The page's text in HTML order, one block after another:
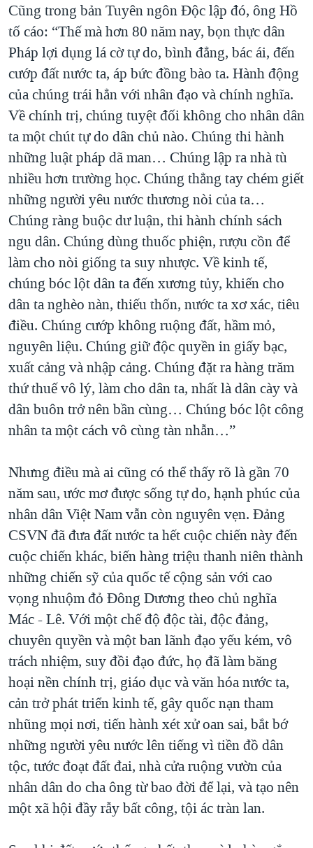
Cũng trong bản Tuyên ngôn Độc lập đó, ông Hồ
tố cáo: “Thế mà hơn 80 năm nay, bọn thực dân
Pháp lợi dụng lá cờ tự do, bình đẳng, bác ái, đến
cướp đất nước ta, áp bức đồng bào ta. Hành động
của chúng trái hẳn với nhân đạo và chính nghĩa.
Về chính trị, chúng tuyệt đối không cho nhân dân
ta một chút tự do dân chủ nào. Chúng thi hành
những luật pháp dã man… Chúng lập ra nhà tù
nhiều hơn trường học. Chúng thẳng tay chém giết
những người yêu nước thương nòi của ta…
Chúng ràng buộc dư luận, thi hành chính sách
ngu dân. Chúng dùng thuốc phiện, rượu cồn để
làm cho nòi giống ta suy nhược. Về kinh tế,
chúng bóc lột dân ta đến xương tủy, khiến cho
dân ta nghèo nàn, thiếu thốn, nước ta xơ xác, tiêu
điều. Chúng cướp không ruộng đất, hầm mỏ,
nguyên liệu. Chúng giữ độc quyền in giấy bạc,
xuất cảng và nhập cảng. Chúng đặt ra hàng trăm
thứ thuế vô lý, làm cho dân ta, nhất là dân cày và
dân buôn trở nên bần cùng… Chúng bóc lột công
nhân ta một cách vô cùng tàn nhẫn…”
Nhưng điều mà ai cũng có thể thấy rõ là gần 70
năm sau, ước mơ được sống tự do, hạnh phúc của
nhân dân Việt Nam vẫn còn nguyên vẹn. Đảng
CSVN đã đưa đất nước ta hết cuộc chiến này đến
cuộc chiến khác, biến hàng triệu thanh niên thành
những chiến sỹ của quốc tế cộng sản với cao
vọng nhuộm đỏ Đông Dương theo chủ nghĩa
Mác - Lê. Với một chế độ độc tài, độc đảng,
chuyên quyền và một ban lãnh đạo yếu kém, vô
trách nhiệm, suy đồi đạo đức, họ đã làm băng
hoại nền chính trị, giáo dục và văn hóa nước ta,
cản trở phát triển kinh tế, gây quốc nạn tham
nhũng mọi nơi, tiến hành xét xử oan sai, bắt bớ
những người yêu nước lên tiếng vì tiền đồ dân
tộc, tước đoạt đất đai, nhà cửa ruộng vườn của
nhân dân do cha ông từ bao đời để lại, và tạo nên
một xã hội đầy rẫy bất công, tội ác tràn lan.